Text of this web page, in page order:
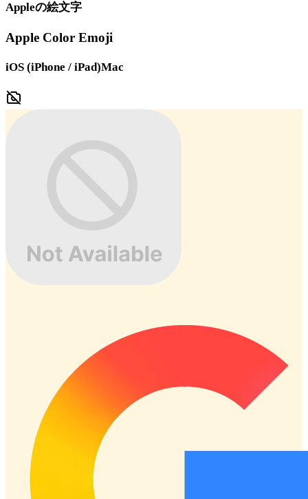
Appleの絵文字
Apple Color Emoji
iOS (iPhone / iPad)Mac